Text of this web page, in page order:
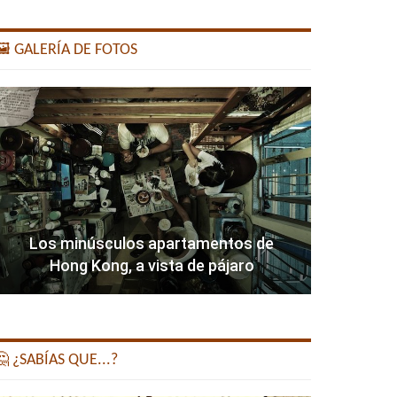
GALERÍA DE FOTOS
Los minúsculos apartamentos de
Hong Kong, a vista de pájaro
¿SABÍAS QUE...?